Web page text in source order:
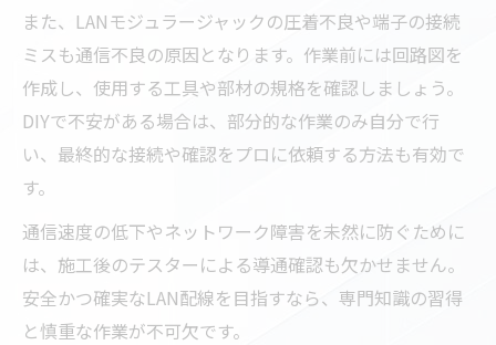
また、LANモジュラージャックの圧着不良や端子の接続
ミスも通信不良の原因となります。作業前には回路図を
作成し、使用する工具や部材の規格を確認しましょう。
DIYで不安がある場合は、部分的な作業のみ自分で行
い、最終的な接続や確認をプロに依頼する方法も有効で
す。
通信速度の低下やネットワーク障害を未然に防ぐために
は、施工後のテスターによる導通確認も欠かせません。
安全かつ確実なLAN配線を目指すなら、専門知識の習得
と慎重な作業が不可欠です。